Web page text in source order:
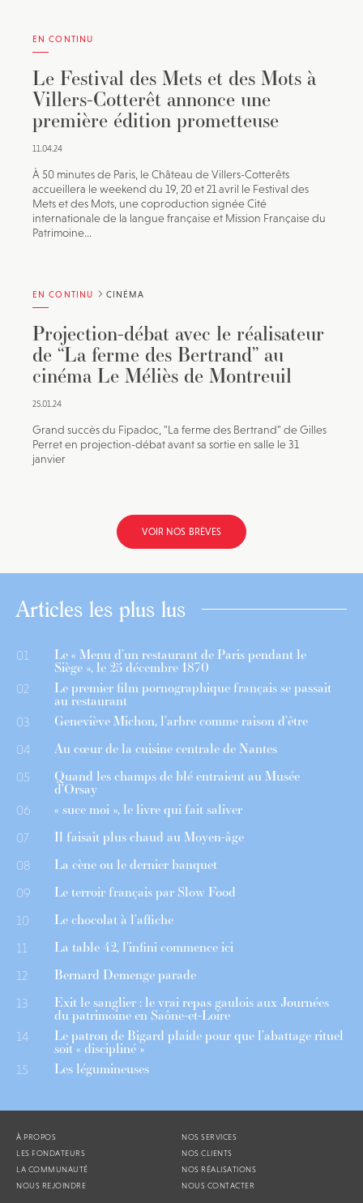
EN CONTINU
Le Festival des Mets et des Mots à
Villers-Cotterêt annonce une
première édition prometteuse
11.04.24
À 50 minutes de Paris, le Château de Villers-Cotterêts
accueillera le weekend du 19, 20 et 21 avril le Festival des
Mets et des Mots, une coproduction signée Cité
internationale de la langue française et Mission Française du
Patrimoine...
EN CONTINU CINÉMA
Projection-débat avec le réalisateur
de “La ferme des Bertrand” au
cinéma Le Méliès de Montreuil
25.01.24
Grand succès du Fipadoc, "La ferme des Bertrand" de Gilles
Perret en projection-débat avant sa sortie en salle le 31
janvier
VOIR NOS BRÈVES
Articles les plus lus
01 Le « Menu d’un restaurant de Paris pendant le
Siège », le 25 décembre 1870
02 Le premier film pornographique français se passait
au restaurant
03 Geneviève Michon, l’arbre comme raison d’être
04 Au cœur de la cuisine centrale de Nantes
05 Quand les champs de blé entraient au Musée
d’Orsay
06 « suce moi », le livre qui fait saliver
07 Il faisait plus chaud au Moyen-âge
08 La cène ou le dernier banquet
09 Le terroir français par Slow Food
10 Le chocolat à l’affiche
11 La table 42, l’infini commence ici
12 Bernard Demenge parade
13 Exit le sanglier : le vrai repas gaulois aux Journées
du patrimoine en Saône-et-Loire
14 Le patron de Bigard plaide pour que l’abattage rituel
soit « discipliné »
15 Les légumineuses
À PROPOS
LES FONDATEURS
LA COMMUNAUTÉ
NOUS REJOINDRE
NOS SERVICES
NOS CLIENTS
NOS RÉALISATIONS
NOUS CONTACTER